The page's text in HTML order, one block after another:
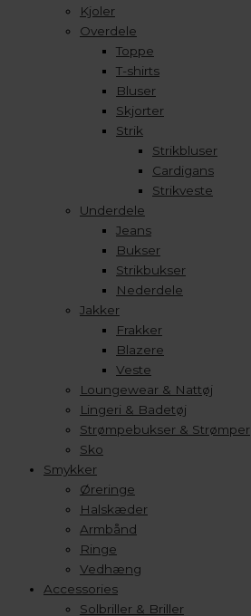
Kjoler
Overdele
Toppe
T-shirts
Bluser
Skjorter
Strik
Strikbluser
Cardigans
Strikveste
Underdele
Jeans
Bukser
Strikbukser
Nederdele
Jakker
Frakker
Blazere
Veste
Loungewear & Nattøj
Lingeri & Badetøj
Strømpebukser & Strømper
Sko
Smykker
Øreringe
Halskæder
Armbånd
Ringe
Vedhæng
Accessories
Solbriller & Briller